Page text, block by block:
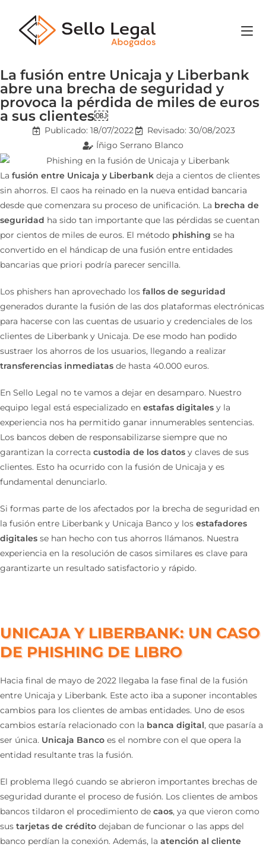
La fusión entre Unicaja y Liberbank
abre una brecha de seguridad y
provoca la pérdida de miles de euros
a sus clientes￼
Publicado: 18/07/2022
Revisado: 30/08/2023
Íñigo Serrano Blanco
La fusión entre Unicaja y Liberbank deja a cientos de clientes
sin ahorros. El caos ha reinado en la nueva entidad bancaria
desde que comenzara su proceso de unificación. La brecha de
seguridad ha sido tan importante que las pérdidas se cuentan
por cientos de miles de euros. El método phishing se ha
convertido en el hándicap de una fusión entre entidades
bancarias que priori podría parecer sencilla.
Los phishers han aprovechado los fallos de seguridad
generados durante la fusión de las dos plataformas electrónicas
para hacerse con las cuentas de usuario y credenciales de los
clientes de Liberbank y Unicaja. De ese modo han podido
sustraer los ahorros de los usuarios, llegando a realizar
transferencias inmediatas de hasta 40.000 euros.
En Sello Legal no te vamos a dejar en desamparo. Nuestro
equipo legal está especializado en estafas digitales y la
experiencia nos ha permitido ganar innumerables sentencias.
Los bancos deben de responsabilizarse siempre que no
garantizan la correcta custodia de los datos y claves de sus
clientes. Esto ha ocurrido con la fusión de Unicaja y es
fundamental denunciarlo.
Si formas parte de los afectados por la brecha de seguridad en
la fusión entre Liberbank y Unicaja Banco y los estafadores
digitales se han hecho con tus ahorros llámanos. Nuestra
experiencia en la resolución de casos similares es clave para
garantizarte un resultado satisfactorio y rápido.
UNICAJA Y LIBERBANK: UN CASO
DE PHISHING DE LIBRO
Hacia final de mayo de 2022 llegaba la fase final de la fusión
entre Unicaja y Liberbank. Este acto iba a suponer incontables
cambios para los clientes de ambas entidades. Uno de esos
cambios estaría relacionado con la banca digital, que pasaría a
ser única. Unicaja Banco es el nombre con el que opera la
entidad resultante tras la fusión.
El problema llegó cuando se abrieron importantes brechas de
seguridad durante el proceso de fusión. Los clientes de ambos
bancos tildaron el procedimiento de caos, ya que vieron como
sus tarjetas de crédito dejaban de funcionar o las apps del
banco perdían la conexión. Además, la atención al cliente